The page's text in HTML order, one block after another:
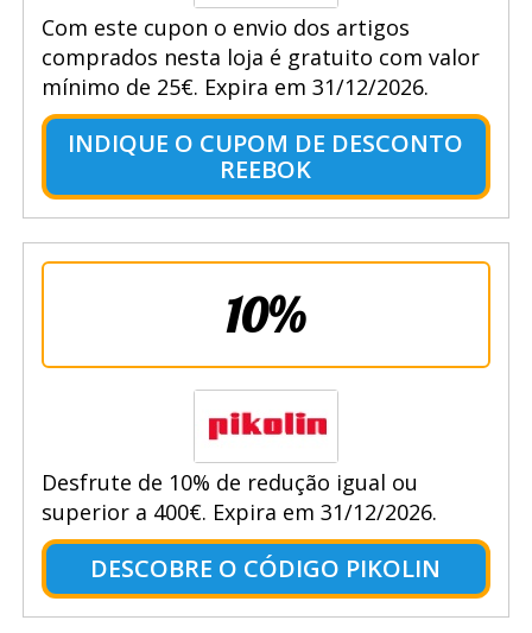
Com este cupon o envio dos artigos
comprados nesta loja é gratuito com valor
mínimo de 25€. Expira em 31/12/2026.
INDIQUE O CUPOM DE DESCONTO
REEBOK
10%
Desfrute de 10% de redução igual ou
superior a 400€. Expira em 31/12/2026.
DESCOBRE O CÓDIGO PIKOLIN